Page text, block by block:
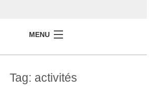
MENU
Tag: activités